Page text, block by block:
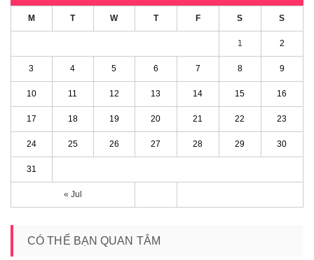
M T W T F S S
« Jul
1 2
3 4 5 6 7 8 9
10 11 12 13 14 15 16
17 18 19 20 21 22 23
24 25 26 27 28 29 30
31
CÓ THỂ BẠN QUAN TÂM